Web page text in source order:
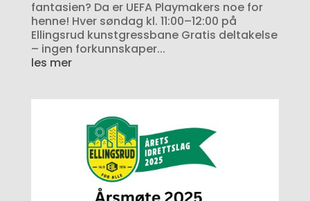
fantasien? Da er UEFA Playmakers noe for
henne! Hver søndag kl. 11:00–12:00 på
Ellingsrud kunstgressbane Gratis deltakelse
– ingen forkunnskaper...
les mer